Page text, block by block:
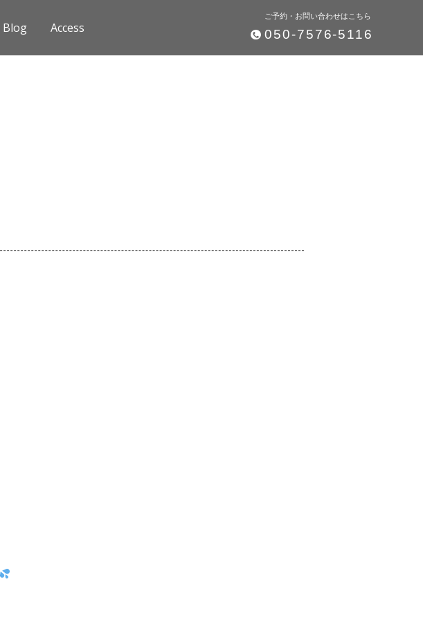
Blog Access
ご予約・お問い合わせはこちら
050-7576-5116